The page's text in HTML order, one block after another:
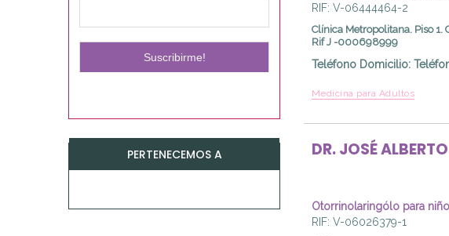
RIF: V-06444464-2
Clínica Metropolitana. Piso 1.
Rif J -000698999
Teléfono Domicilio:
Medicina para Adultos
DR.JOSÉ ALBERTO
Otorrinolaringólo para
RIF: V-06026379-1
PERTENECEMOS A